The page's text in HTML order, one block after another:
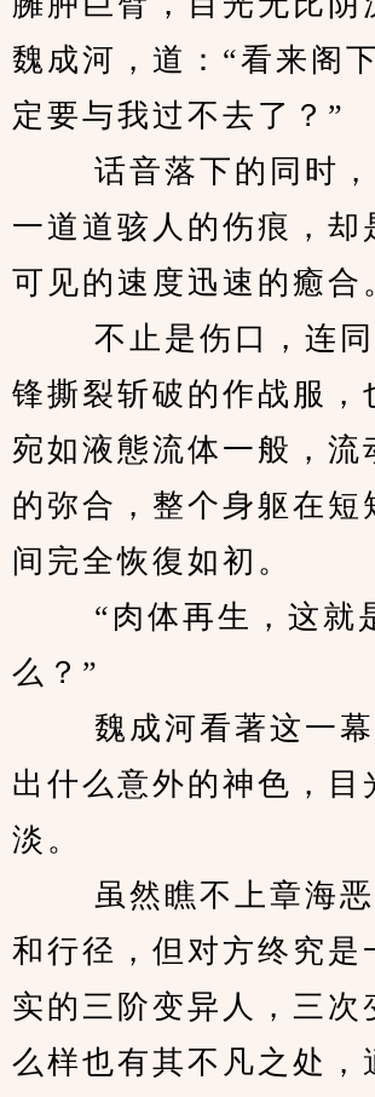
魏成河，道：“看来阁
定要与我过不去了？”
话音落下的同时，
一道道骇人的伤痕，却
可见的速度迅速的癒合
不止是伤口，连同
锋撕裂斩破的作战服，
宛如液態流体一般，流
的弥合，整个身躯在短
间完全恢復如初。
“肉体再生，这就
么？”
魏成河看著这一幕
出什么意外的神色，目
淡。
虽然瞧不上章海恶
和行径，但对方终究是
实的三阶变异人，三次
么样也有其不凡之处，